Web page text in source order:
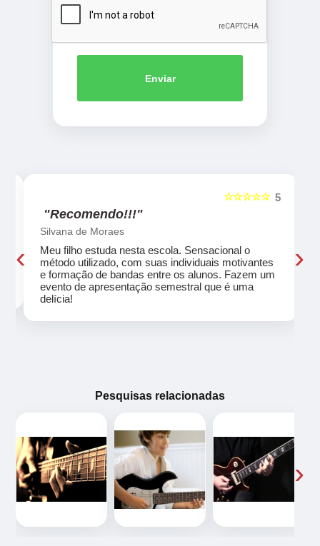
Enviar
5
☆☆☆☆☆
"Recomendo!!!"
Silvana de Moraes
Meu filho estuda nesta escola. Sensacional o
método utilizado, com suas individuais motivantes
e formação de bandas entre os alunos. Fazem um
evento de apresentação semestral que é uma
delícia!
‹ ›
Pesquisas relacionadas
‹ ›